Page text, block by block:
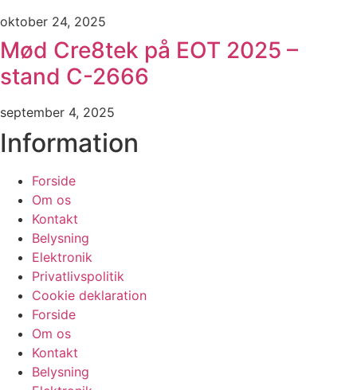
oktober 24, 2025
Mød Cre8tek på EOT 2025 –
stand C-2666
september 4, 2025
Information
Forside
Om os
Kontakt
Belysning
Elektronik
Privatlivspolitik
Cookie deklaration
Forside
Om os
Kontakt
Belysning